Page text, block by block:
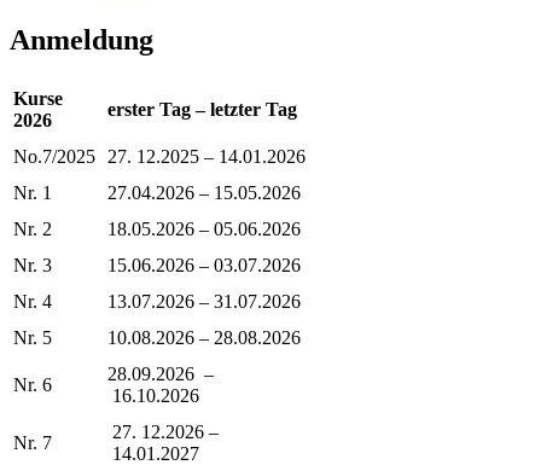
Anmeldung
Kurse
2026
erster Tag – letzter Tag
No.7/2025
27. 12.2025 – 14.01.2026
Nr. 1
27.04.2026 – 15.05.2026
Nr. 2
18.05.2026 – 05.06.2026
Nr. 3
15.06.2026 – 03.07.2026
Nr. 4
13.07.2026 – 31.07.2026
Nr. 5
10.08.2026 – 28.08.2026
Nr. 6
28.09.2026 –
16.10.2026
Nr. 7
27. 12.2026 –
14.01.2027